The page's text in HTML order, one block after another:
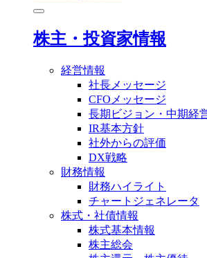
株主・投資家情報
経営情報
社長メッセージ
CFOメッセージ
長期ビジョン・中期経
IR基本方針
社外からの評価
DX戦略
財務情報
財務ハイライト
チャートジェネレータ
株式・社債情報
株式基本情報
株主総会